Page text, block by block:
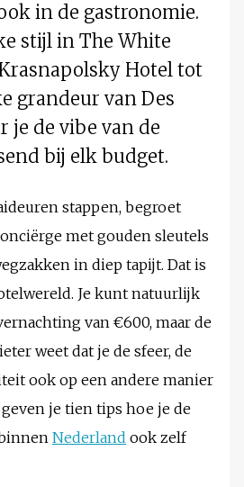
in de gastronomie.
stijl in The White
Hotel tot
grandeur van Des
je de vibe van de
bij elk budget.
stappen, begroet
met gouden sleutels
in diep tapijt. Dat is
Je kunt natuurlijk
van €600, maar de
weet dat je de sfeer, de
ook op een andere manier
geven je tien tips hoe je de
Nederland ook zelf